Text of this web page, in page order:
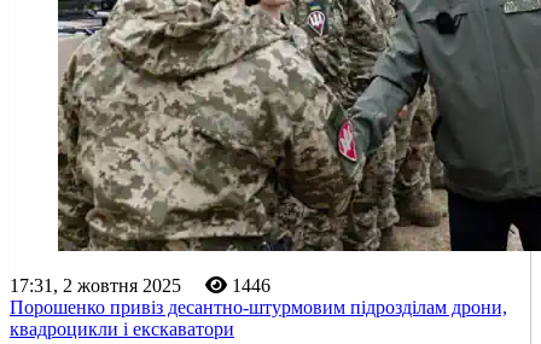
17:31, 2 жовтня 2025
1446
Порошенко привіз десантно-штурмовим підрозділам дрони,
квадроцикли і екскаватори